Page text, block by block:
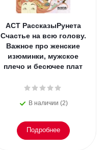
АСТ РассказыРунета
Счастье на всю голову.
Важное про женские
изюминки, мужское
плечо и бесючее плат
В наличии (2)
Подробнее